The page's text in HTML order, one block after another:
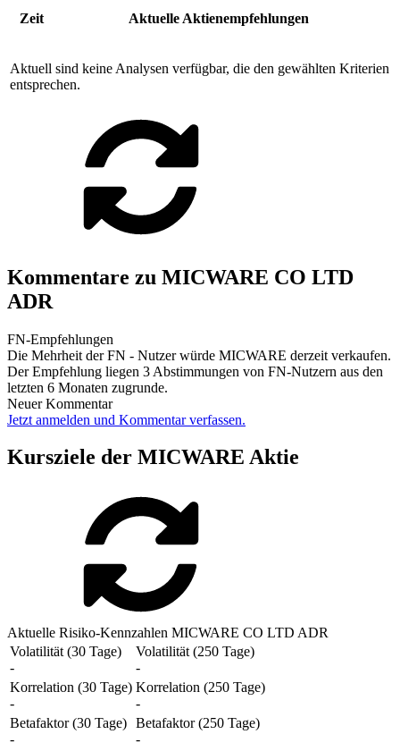
Zeit Aktuelle Aktienempfehlungen
Aktuell sind keine Analysen verfügbar, die den gewählten Kriterien
entsprechen.
Kommentare zu MICWARE CO LTD
ADR
FN-Empfehlungen
Die Mehrheit der FN - Nutzer würde MICWARE derzeit verkaufen.
Der Empfehlung liegen 3 Abstimmungen von FN-Nutzern aus den
letzten 6 Monaten zugrunde.
Neuer Kommentar
Jetzt anmelden und Kommentar verfassen.
Kursziele der MICWARE Aktie
Aktuelle Risiko-Kennzahlen MICWARE CO LTD ADR
Volatilität (30 Tage)
-
Volatilität (250 Tage)
-
Korrelation (30 Tage)
-
Korrelation (250 Tage)
-
Betafaktor (30 Tage)
-
Betafaktor (250 Tage)
-